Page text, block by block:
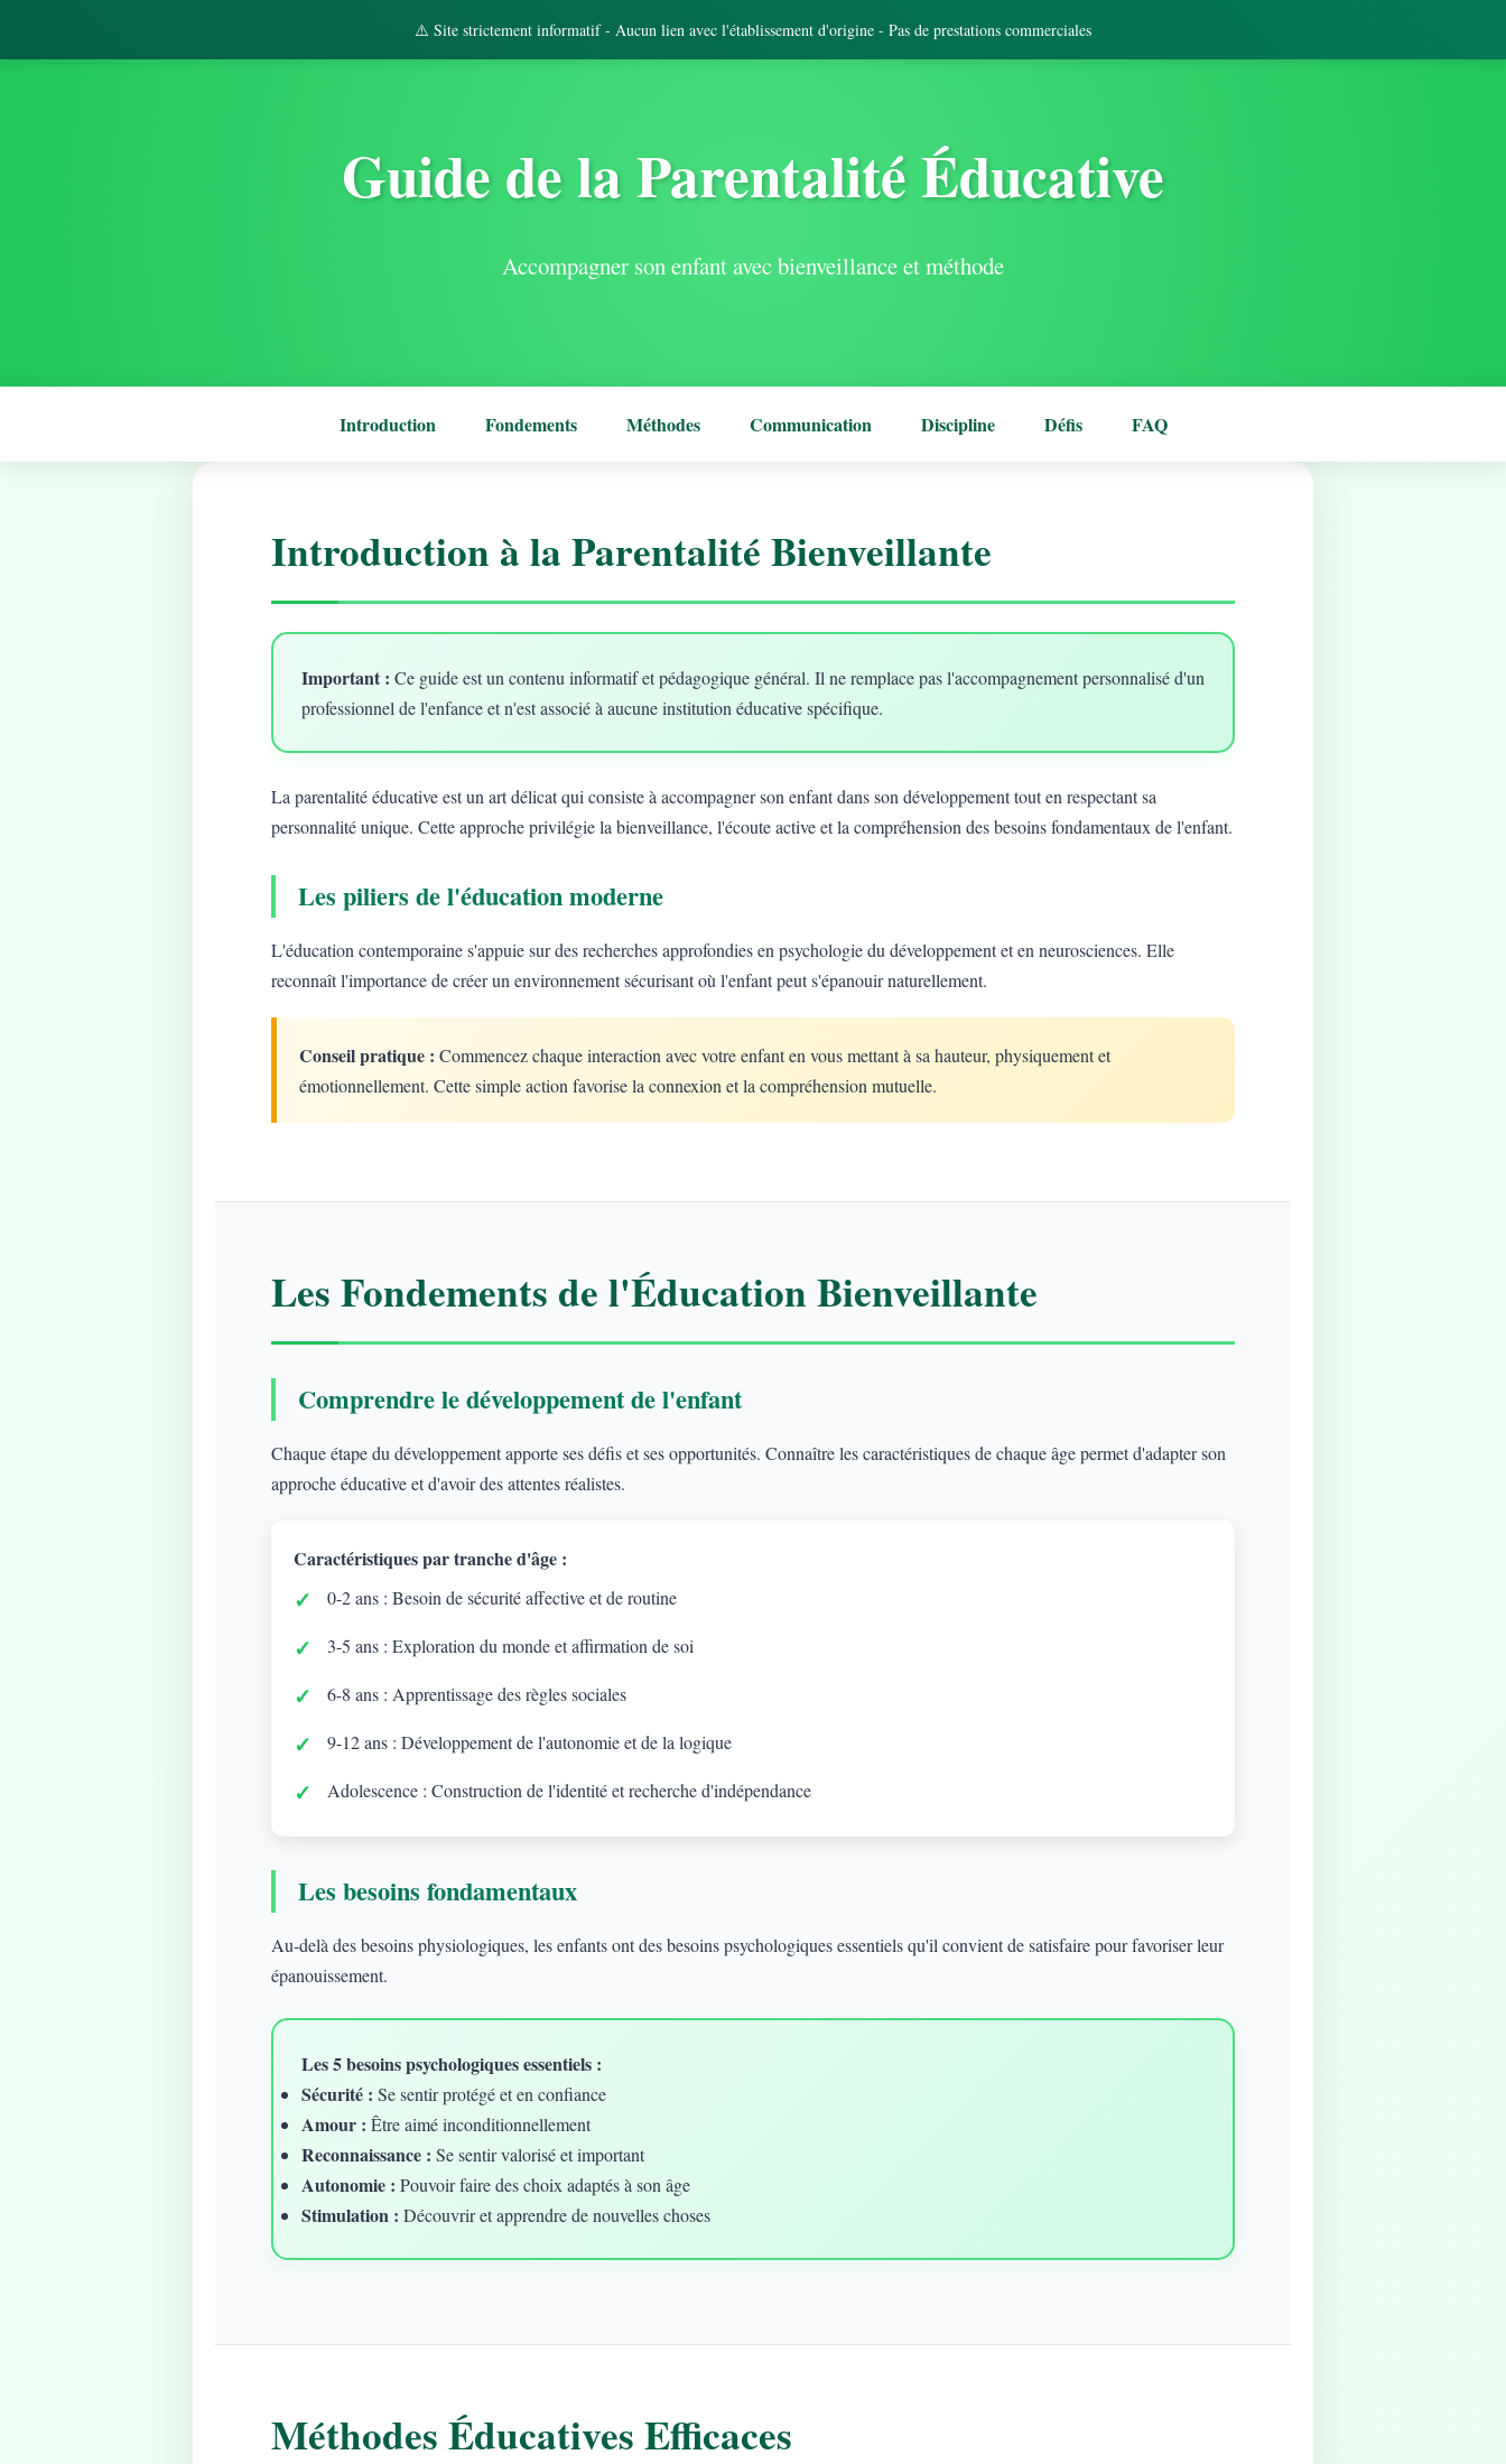
⚠️ Site strictement informatif - Aucun lien avec l'établissement d'origine - Pas de prestations commerciales
Guide de la Parentalité Éducative
Accompagner son enfant avec bienveillance et méthode
Introduction Fondements Méthodes Communication Discipline Défis FAQ
Introduction à la Parentalité Bienveillante
Important : Ce guide est un contenu informatif et pédagogique général. Il ne remplace pas l'accompagnement personnalisé d'un
professionnel de l'enfance et n'est associé à aucune institution éducative spécifique.
La parentalité éducative est un art délicat qui consiste à accompagner son enfant dans son développement tout en respectant sa
personnalité unique. Cette approche privilégie la bienveillance, l'écoute active et la compréhension des besoins fondamentaux de l'enfant.
Les piliers de l'éducation moderne
L'éducation contemporaine s'appuie sur des recherches approfondies en psychologie du développement et en neurosciences. Elle
reconnaît l'importance de créer un environnement sécurisant où l'enfant peut s'épanouir naturellement.
Conseil pratique : Commencez chaque interaction avec votre enfant en vous mettant à sa hauteur, physiquement et
émotionnellement. Cette simple action favorise la connexion et la compréhension mutuelle.
Les Fondements de l'Éducation Bienveillante
Comprendre le développement de l'enfant
Chaque étape du développement apporte ses défis et ses opportunités. Connaître les caractéristiques de chaque âge permet d'adapter son
approche éducative et d'avoir des attentes réalistes.
Caractéristiques par tranche d'âge :
0-2 ans : Besoin de sécurité affective et de routine
3-5 ans : Exploration du monde et affirmation de soi
6-8 ans : Apprentissage des règles sociales
9-12 ans : Développement de l'autonomie et de la logique
Adolescence : Construction de l'identité et recherche d'indépendance
Les besoins fondamentaux
Au-delà des besoins physiologiques, les enfants ont des besoins psychologiques essentiels qu'il convient de satisfaire pour favoriser leur
épanouissement.
Les 5 besoins psychologiques essentiels :
Sécurité : Se sentir protégé et en confiance
Amour : Être aimé inconditionnellement
Reconnaissance : Se sentir valorisé et important
Autonomie : Pouvoir faire des choix adaptés à son âge
Stimulation : Découvrir et apprendre de nouvelles choses
Méthodes Éducatives Efficaces